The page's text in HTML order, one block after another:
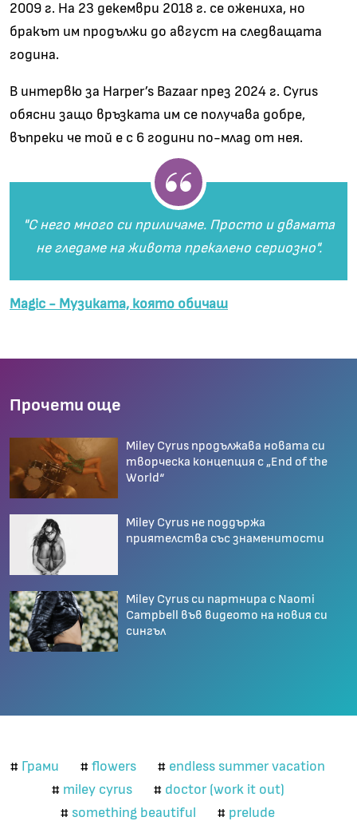
2009 г. На 23 декември 2018 г. се ожениха, но
бракът им продължи до август на следващата
година.
В интервю за Harper’s Bazaar през 2024 г. Cyrus
обясни защо връзката им се получава добре,
въпреки че той е с 6 години по-млад от нея.
"С него много си приличаме. Просто и двамата
не гледаме на живота прекалено сериозно".
Magic - Музиката, която обичаш
Прочети още
Miley Cyrus продължава новата си
творческа концепция с „End of the
World“
Miley Cyrus не поддържа
приятелства със знаменитости
Miley Cyrus си партнира с Naomi
Campbell във видеото на новия си
сингъл
# Грами # flowers # endless summer vacation
# miley cyrus # doctor (work it out)
# something beautiful # prelude